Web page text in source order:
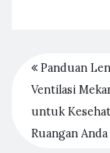
Panduan
Ventilasi
untuk
Ruangan Anda